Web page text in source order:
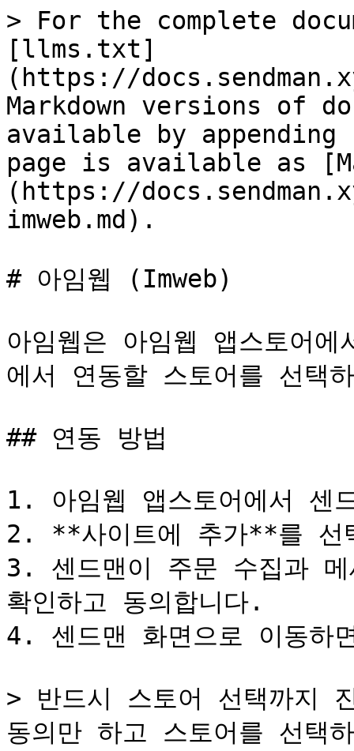
> For the complete
[llms.txt]
(https://
Markdown versions of
available by
page is available as
(https://
imweb.md).
# 아임웹 (Imweb)
아임웹은 아임웹 앱스토어
에서 연동할 스토어를 선택
## 연동 방법
1. 아임웹 앱스토어에서 센
2. **사이트에 추가**를 선
3. 센드맨이 주문 수집과
확인하고 동의합니다.
4. 센드맨 화면으로 이동하
> 반드시 스토어 선택까지
동의만 하고 스토어를 선택